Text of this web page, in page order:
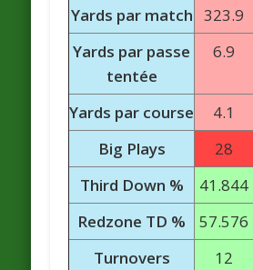
Yards par match 323.9
Yards par passe
tentée
6.9
Yards par course 4.1
Big Plays
28
Third Down %
41.844
Redzone TD %
57.576
Turnovers
12